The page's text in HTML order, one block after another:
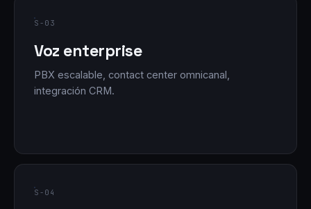
S-03
Voz enterprise
PBX escalable, contact center omnicanal,
integración CRM.
S-04